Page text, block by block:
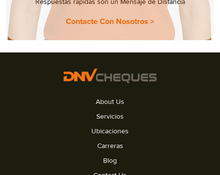
Respuestas rápidas son un Mensaje de Distancia
Contacte Con Nosotros >
About Us
Servicios
Ubicaciones
Carreras
Blog